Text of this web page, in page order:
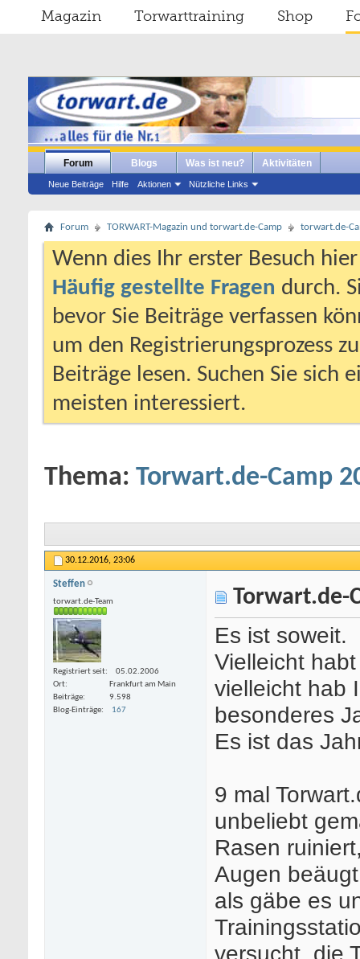
Magazin Torwarttraining Shop
Forum
Neue Beiträge Hilfe Aktionen Nützliche Links
Blogs Was ist neu? Aktivitäten
Forum TORWART-Magazin und torwart.de-Camp torwart.de-
Wenn dies Ihr erster Besuch
Häufig gestellte Fragen durch.
bevor Sie Beiträge verfassen
um den Registrierungsprozess
Beiträge lesen. Suchen Sie sich
meisten interessiert.
Thema: Torwart.de-Camp
30.12.2016, 23:06
Steffen
torwart.de-Team
Registriert seit
05.02.2006
Ort
Frankfurt am Main
Beiträge
9.598
Blog-Einträge
167
Torwart.de-
Es ist soweit.
Vielleicht
vielleicht hab
besonderes
Es ist das
9 mal
unbeliebt
Rasen
Augen
als gäbe es
versucht, die